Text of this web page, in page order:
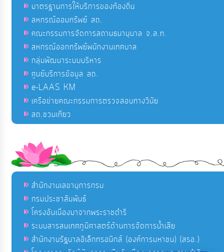
มาตรฐานการให้บริการของท้องถิ่น
สหกรณ์ออมทรัพย์ สถ.
คณะกรรมการจัดการสถานธนานุบาล จ.ส.ท.
สหกรณ์ออกทรัพย์พนักงานเทศบาล
กลุ่มพัฒนาระบบบริหาร
ศูนย์บริการข้อมูล สถ.
e-LAAS KM
เครือข่ายคณะกรรมการตรวจสอบทางวินัย
สถ.ชวนเที่ยว
สำนักงานเลขานุการกรม
กรมประชาสัมพันธ์
โครงอันเนื่องมาจากพระราชดำริ
ระบบสารสนเทศภูมิศาสตร์ด้านการจัดการน้ำเสีย
สำนักงานรัฐบาลอิเล็กทรอนิกส์ (องค์การมหาชน) (สรอ.)